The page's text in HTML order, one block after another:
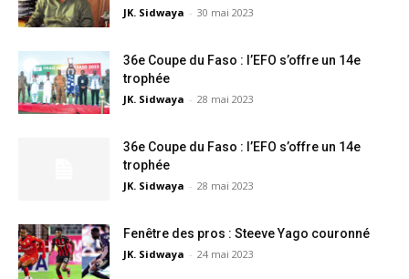
JK. Sidwaya - 30 mai 2023
36e Coupe du Faso : l’EFO s’offre un 14e
trophée
JK. Sidwaya - 28 mai 2023
36e Coupe du Faso : l’EFO s’offre un 14e
trophée
JK. Sidwaya - 28 mai 2023
Fenêtre des pros : Steeve Yago couronné
JK. Sidwaya - 24 mai 2023